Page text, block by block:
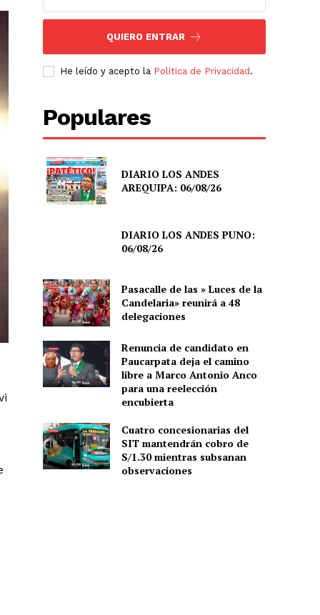
QUIERO ENTRAR
He leído y acepto la Política de Privacidad .
Populares
DIARIO LOS ANDES
AREQUIPA: 06/08/26
DIARIO LOS ANDES PUNO:
06/08/26
Pasacalle de las » Luces de la
Candelaria» reunirá a 48
delegaciones
Renuncia de candidato en
Paucarpata deja el camino
libre a Marco Antonio Anco
para una reelección
encubierta
Cuatro concesionarias del
SIT mantendrán cobro de
S/1.30 mientras subsanan
observaciones